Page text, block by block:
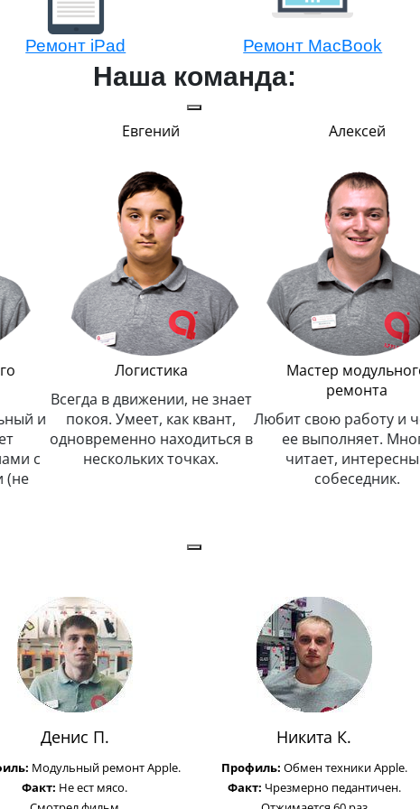
Ремонт iPad Ремонт MacBook
Наша команда:
Евгений
Логистика
Всегда в движении, не знает
покоя. Умеет, как квант,
одновременно находиться в
нескольких точках.
Алексей
Мастер модульного
ремонта
Любит свою работу и честно
ее выполняет. Много
читает, интересный
собеседник.
Денис П.
Модульный ремонт Apple.
Факт: Не ест мясо.
Никита К.
Профиль: Обмен техники Apple.
Факт: Чрезмерно педантичен.